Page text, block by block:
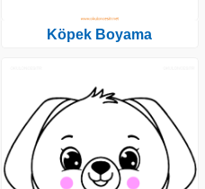
Köpek Boyama